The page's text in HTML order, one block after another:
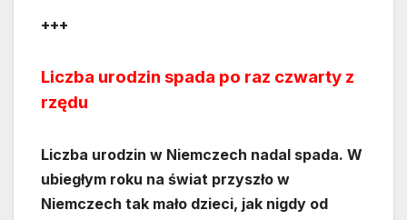
+++
Liczba urodzin spada po raz czwarty z
rzędu
Liczba urodzin w Niemczech nadal spada. W
ubiegłym roku na świat przyszło w
Niemczech tak mało dzieci, jak nigdy od